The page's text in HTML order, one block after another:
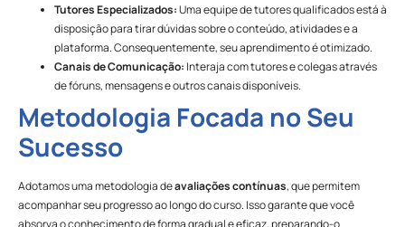
Tutores Especializados:Uma equipe de tutores qualificados está à
disposição para tirar dúvidas sobre o conteúdo, atividades e a
plataforma. Consequentemente, seu aprendimento é otimizado.
Canais de Comunicação: Interaja com tutores e colegas através
de fóruns, mensagens e outros canais disponíveis.
Metodologia Focada no Seu
Sucesso
Adotamos uma metodologia deavaliações contínuas, que permitem
acompanhar seu progresso ao longo do curso. Isso garante que você
absorva o conhecimento de forma gradual e eficaz, preparando-o